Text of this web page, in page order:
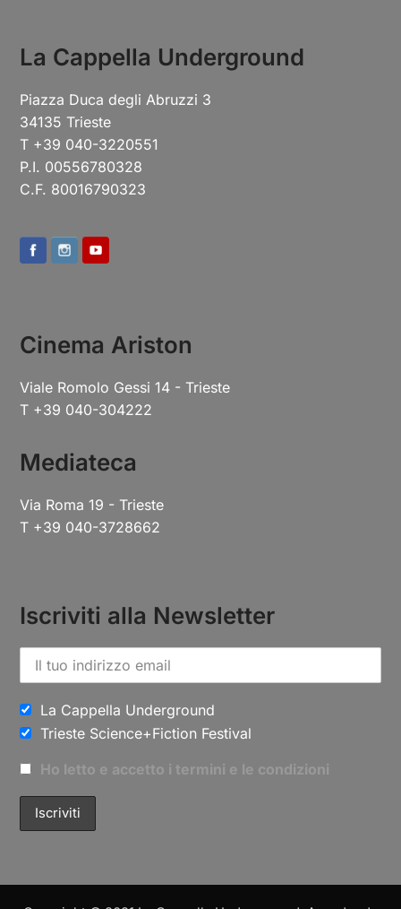
La Cappella Underground
Piazza Duca degli Abruzzi 3
34135 Trieste
T +39 040-3220551
P.I. 00556780328
C.F. 80016790323
Cinema Ariston
Viale Romolo Gessi 14 - Trieste
T +39 040-304222
Mediateca
Via Roma 19 - Trieste
T +39 040-3728662
Iscriviti alla Newsletter
La Cappella Underground
Trieste Science+Fiction Festival
Ho letto e accetto i termini e le condizioni